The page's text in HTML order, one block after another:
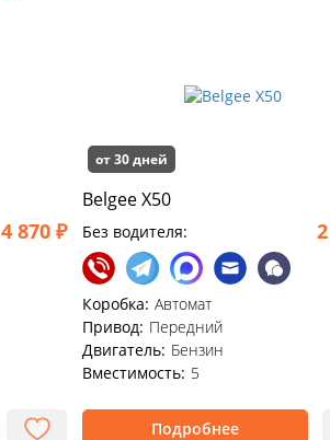
4 870 ₽
от 30 дней
Belgee X50
Без водителя:
Коробка: Автомат
Привод: Передний
Двигатель: Бензин
Вместимость: 5
Подробнее